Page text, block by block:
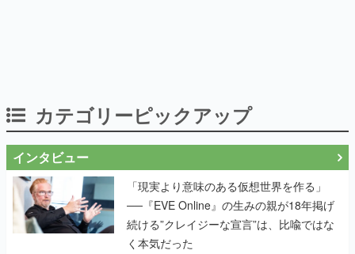
「現実より意味のある仮想世界を作る」
──『EVE Online』の生みの親が18年掲げ
く本気だった
作り込みのすさまじさにコラボ先も驚嘆
──『Wizardry Variants Daphne』